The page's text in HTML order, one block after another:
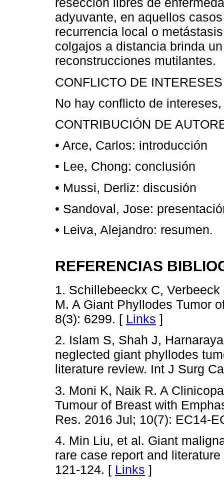
adyuvante, en aquellos
recurrencia local o
colgajos a distancia brinda
reconstrucciones mutilantes.
CONFLICTO DE
No hay conflicto de
CONTRIBUCIÓN DE
• Arce, Carlos: introducción
• Lee, Chong: conclusión
• Mussi, Derliz: discusión
• Sandoval, Jose:
• Leiva, Alejandro: resumen.
REFERENCIAS
1. Schillebeeckx C,
M. A Giant Phyllodes Tumor
8(3): 6299. [ Links ]
2. Islam S, Shah J,
neglected giant phyllodes
literature review. Int J Surg
3. Moni K, Naik R. A
Tumour of Breast with
Res. 2016 Jul; 10(7): EC14-
4. Min Liu, et al. Giant
rare case report and
121-124. [ Links ]